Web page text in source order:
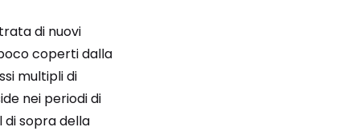
di nuovi
coperti dalla
multipli di
nei periodi di
sopra della